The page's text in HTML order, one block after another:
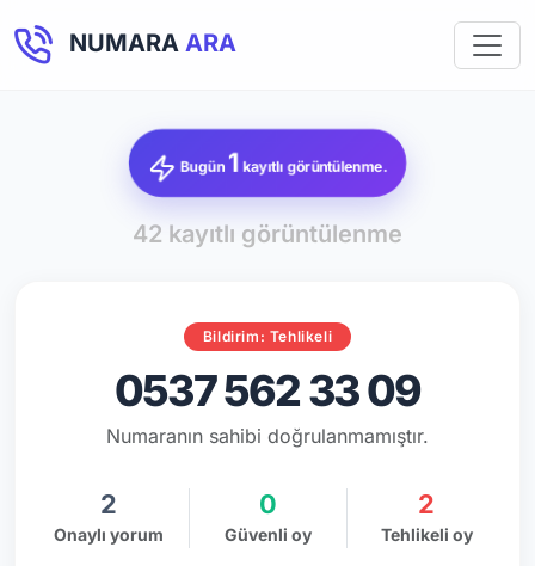
NUMARA ARA
Bugün 1 kayıtlı görüntülenme.
42 kayıtlı görüntülenme
Bildirim: Tehlikeli
0537 562 33 09
Numaranın sahibi doğrulanmamıştır.
2
Onaylı yorum
0
Güvenli oy
2
Tehlikeli oy